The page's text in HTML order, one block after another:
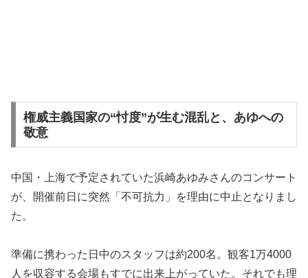
権威主義国家の“忖度”が生む混乱と、あゆへの
敬意
中国・上海で予定されていた浜崎あゆみさんのコンサート
が、開催前日に突然「不可抗力」を理由に中止となりまし
た。
準備に携わった日中のスタッフは約200名。観客1万4000
人を収容する会場もすでに出来上がっていた。それでも理